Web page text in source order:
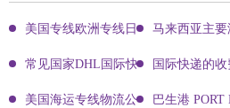
美国专线欧洲专线日本专线区别
马来西亚主要
常见国家DHL国际快递客服热线
国际快递的
美国海运专线物流公司有哪些?巴生港 PORT